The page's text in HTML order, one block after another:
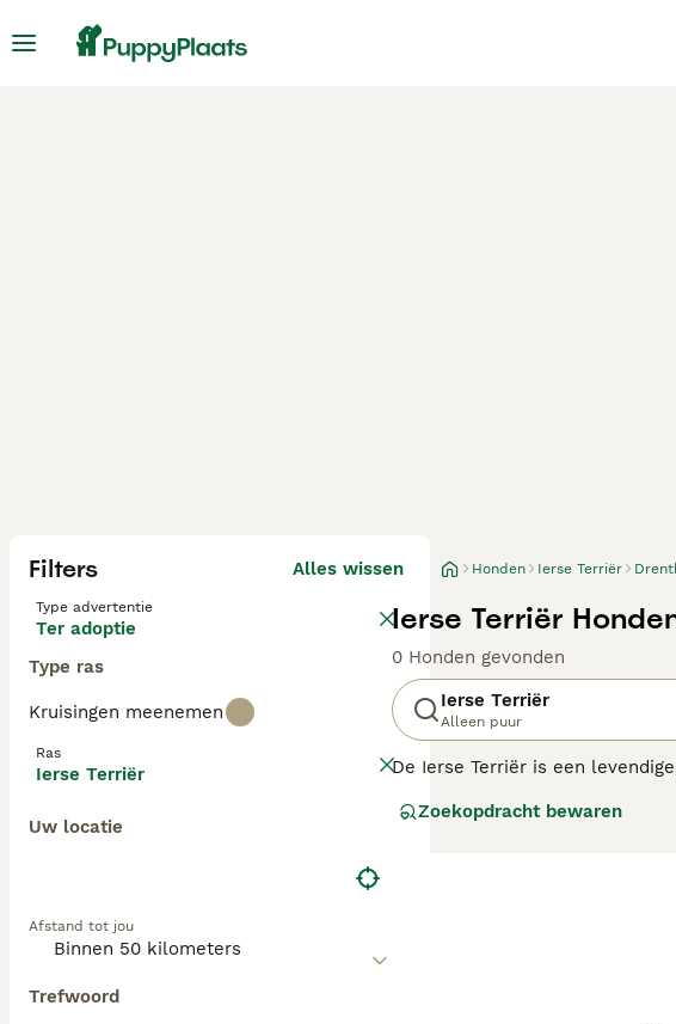
Filters Alles wissen
Type advertentie
Ter adoptie
Type ras
Kruisingen meenemen
Ras
Ierse Terriër
Uw locatie
Afstand tot jou
Trefwoord
Honden Ierse Terriër
Ierse Terriër
0 Honden gevonden
Ierse Terriër
Alleen puur
De Ierse Terriër is een
erg vertederende eigenschap is.
Zoekopdracht bewaren